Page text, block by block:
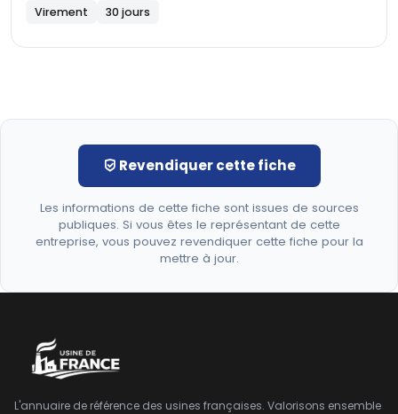
Virement 30 jours
Revendiquer cette fiche
Les informations de cette fiche sont issues de sources
publiques. Si vous êtes le représentant de cette
entreprise, vous pouvez revendiquer cette fiche pour la
mettre à jour.
L'annuaire de référence des usines françaises. Valorisons ensemble